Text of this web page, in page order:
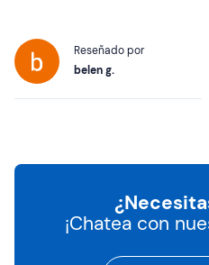
Reseñado por
belen g.
¡Chatea con